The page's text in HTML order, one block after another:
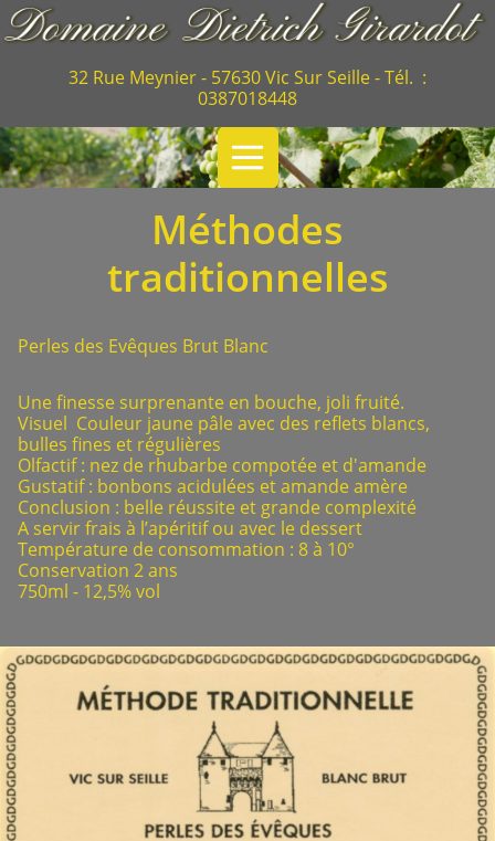
32 Rue Meynier - 57630 Vic Sur Seille - Tél. :
0387018448
Méthodes
traditionnelles
Perles des Evêques Brut Blanc
Une finesse surprenante en bouche, joli fruité.
Visuel Couleur jaune pâle avec des reflets blancs,
bulles fines et régulières
Olfactif : nez de rhubarbe compotée et d'amande
Gustatif : bonbons acidulées et amande amère
Conclusion : belle réussite et grande complexité
A servir frais à l’apéritif ou avec le dessert
Température de consommation : 8 à 10°
Conservation 2 ans
750ml - 12,5% vol